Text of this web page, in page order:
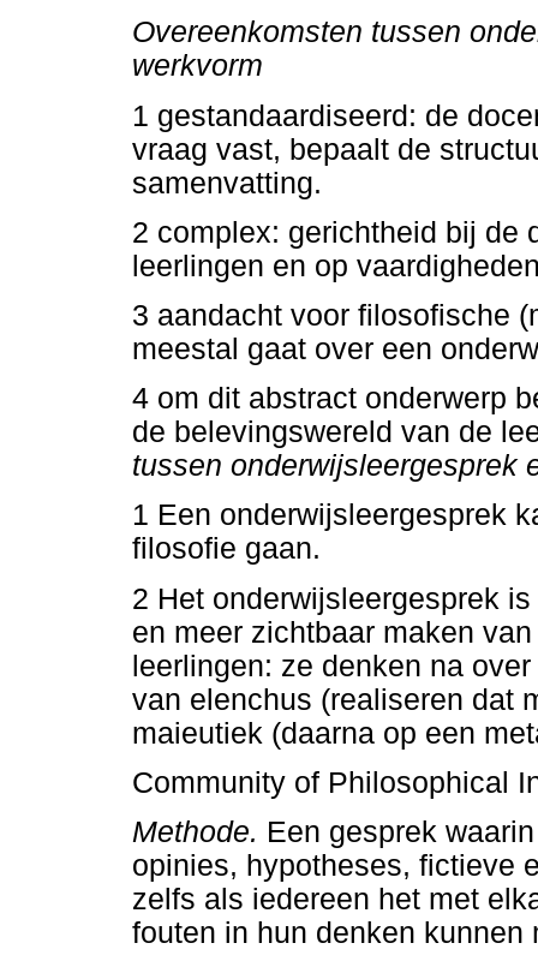
Overeenkomsten tussen
werkvorm
1 gestandaardiseerd: de
vraag vast, bepaalt de
samenvatting.
2 complex: gerichtheid bij de
leerlingen en op
3 aandacht voor filosofische
meestal gaat over een
4 om dit abstract onderwerp
de belevingswereld van de
tussen onderwijsleergesprek
1 Een onderwijsleergesprek
filosofie gaan.
2 Het onderwijsleergesprek
en meer zichtbaar maken
leerlingen: ze denken na
van elenchus (realiseren dat
maieutiek (daarna op een
Community of Philosophical
Methode. Een gesprek
opinies, hypotheses, fictieve
zelfs als iedereen het met
fouten in hun denken kunnen